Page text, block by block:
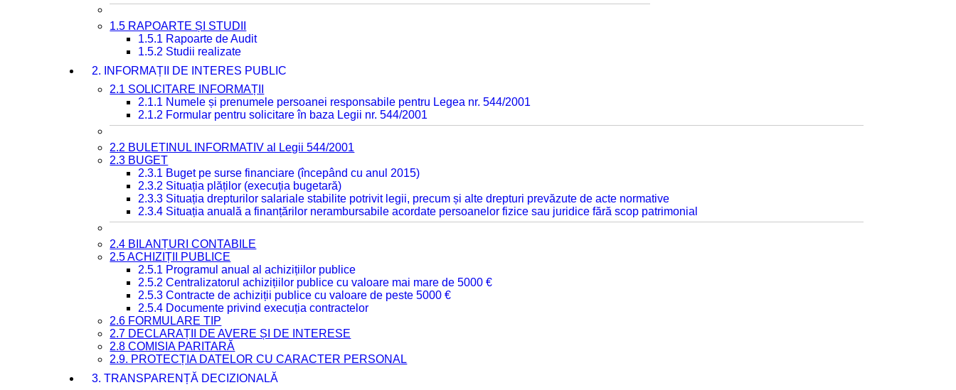
1.5 RAPOARTE ȘI STUDII
1.5.1 Rapoarte de Audit
1.5.2 Studii realizate
2. INFORMAȚII DE INTERES PUBLIC
2.1 SOLICITARE INFORMAȚII
2.1.1 Numele și prenumele persoanei responsabile pentru Legea nr. 544/2001
2.1.2 Formular pentru solicitare în baza Legii nr. 544/2001
2.2 BULETINUL INFORMATIV al Legii 544/2001
2.3 BUGET
2.3.1 Buget pe surse financiare (începând cu anul 2015)
2.3.2 Situația plăților (execuția bugetară)
2.3.3 Situația drepturilor salariale stabilite potrivit legii, precum și alte drepturi prevăzute de acte normative
2.3.4 Situația anuală a finanțărilor nerambursabile acordate persoanelor fizice sau juridice fără scop patrimonial
2.4 BILANȚURI CONTABILE
2.5 ACHIZIȚII PUBLICE
2.5.1 Programul anual al achizițiilor publice
2.5.2 Centralizatorul achizițiilor publice cu valoare mai mare de 5000 €
2.5.3 Contracte de achiziții publice cu valoare de peste 5000 €
2.5.4 Documente privind execuția contractelor
2.6 FORMULARE TIP
2.7 DECLARAȚII DE AVERE ȘI DE INTERESE
2.8 COMISIA PARITARĂ
2.9. PROTECȚIA DATELOR CU CARACTER PERSONAL
3. TRANSPARENȚĂ DECIZIONALĂ